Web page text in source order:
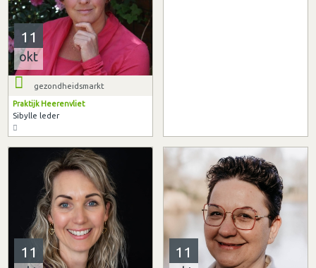
11
okt
gezondheidsmarkt
Praktijk Heerenvliet
Sibylle leder
11 11